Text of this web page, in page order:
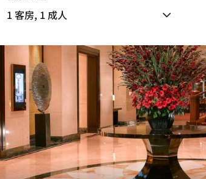
1 客房, 1 成人